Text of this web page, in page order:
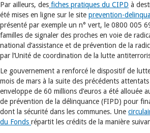
Par ailleurs, des fiches pratiques du CIPD à
été mises en ligne sur le site prevention-
présenté par exemple un n° vert, le 0800 005
familles de signaler des proches en voie de
national d’assistance et de prévention de la
par l’Unité de coordination de la lutte
Le gouvernement a renforcé le dispositif de
mois de mars à la suite des précédents
enveloppe de 60 millions d’euros a été allouée
de prévention de la délinquance (FIPD) pour
dont la sécurité dans les communes. Une
du Fonds répartit les crédits de la manière